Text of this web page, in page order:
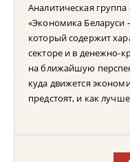
Аналитическая
«Экономика Беларуси
который содержит
секторе и в денежно-
на ближайшую
куда движется
предстоят, и как